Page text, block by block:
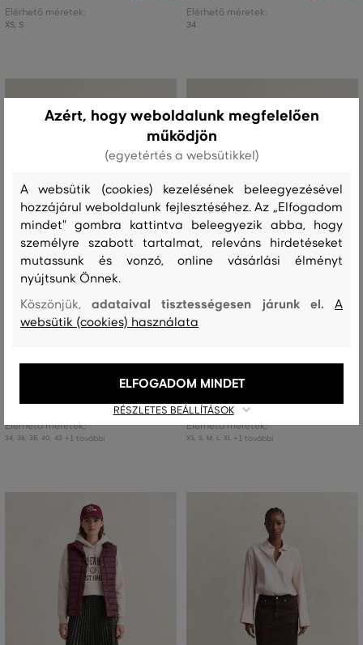
Elérhető méretek:
XS, S
Elérhető méretek:
34
ÚJDONSÁG
Elérhető méretek:
34 36 38 40 42 +1 további
ÚJDONSÁG
Elérhető méretek:
XS, S, M L, XL +1 további
Azért, hogy weboldalunk megfelelően
működjön
(egyetértés a websütikkel)
A websütik (cookies) kezelésének beleegyezésével
hozzájárul weboldalunk fejlesztéséhez. Az „Elfogadom
mindet" gombra kattintva beleegyezik abba, hogy
személyre szabott tartalmat, releváns hirdetéseket
mutassunk és vonzó, online vásárlási élményt
nyújtsunk Önnek.
Köszönjük,adataival tisztességesen járunk el.A
websütik (cookies) használata
RÉSZLETES BEÁLLÍTÁSOK
ELFOGADOM MINDET